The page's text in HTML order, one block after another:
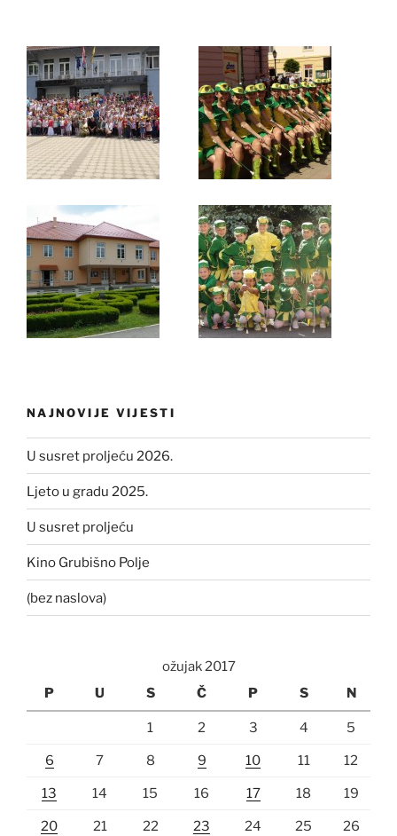
NAJNOVIJE VIJESTI
U susret proljeću 2026.
Ljeto u gradu 2025.
U susret proljeću
Kino Grubišno Polje
(bez naslova)
ožujak 2017
P
U S Č P S N
1 2 3 4 5
6 7 8 9 10 11 12
13 14 15 16 17 18 19
20 21 22 23 24 25 26